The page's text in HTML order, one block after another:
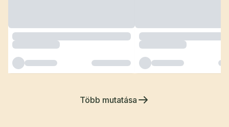
Több mutatása